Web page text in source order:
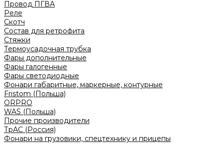
Провод ПГВА
Реле
Скотч
Состав для ретрофита
Стяжки
Термоусадочная трубка
Фары дополнительные
Фары галогенные
Фары светодиодные
Фонари габаритные, маркерные, контурные
Fristom (Польша)
ORPRO
WAS (Польша)
Прочие производители
ТрАС (Россия)
Фонари на грузовики, спецтехнику и прицепы